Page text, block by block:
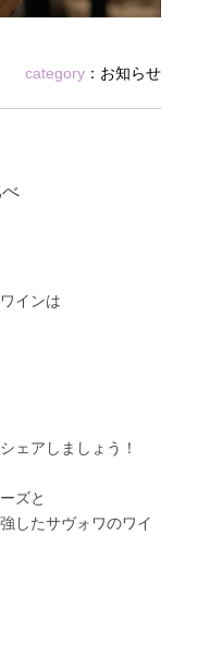
category ： お知らせ
インは
ェアしましょう！
ズと
したサヴォワのワイ